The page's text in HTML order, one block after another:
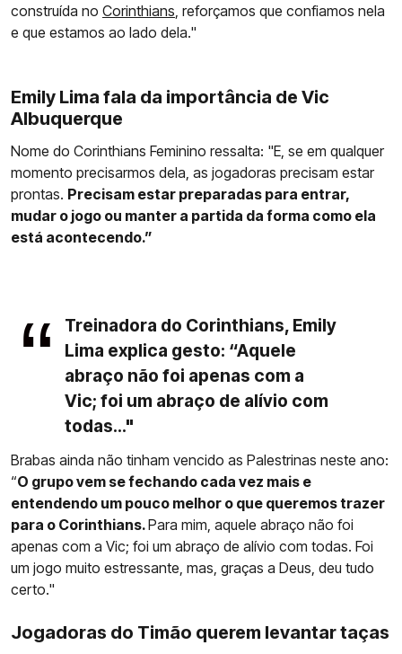
construída no Corinthians , reforçamos que confiamos nela
e que estamos ao lado dela."
Emily Lima fala da importância de Vic
Albuquerque
Nome do Corinthians Feminino ressalta: "E, se em qualquer
momento precisarmos dela, as jogadoras precisam estar
prontas. Precisam estar preparadas para entrar,
mudar o jogo ou manter a partida da forma como ela
está acontecendo.”
Treinadora do Corinthians, Emily
Lima explica gesto: “Aquele
abraço não foi apenas com a
Vic; foi um abraço de alívio com
todas..."
Brabas ainda não tinham vencido as Palestrinas neste ano:
“O grupo vem se fechando cada vez mais e
entendendo um pouco melhor o que queremos trazer
para o Corinthians.Para mim, aquele abraço não foi
apenas com a Vic; foi um abraço de alívio com todas. Foi
um jogo muito estressante, mas, graças a Deus, deu tudo
certo."
Jogadoras do Timão querem levantar taças